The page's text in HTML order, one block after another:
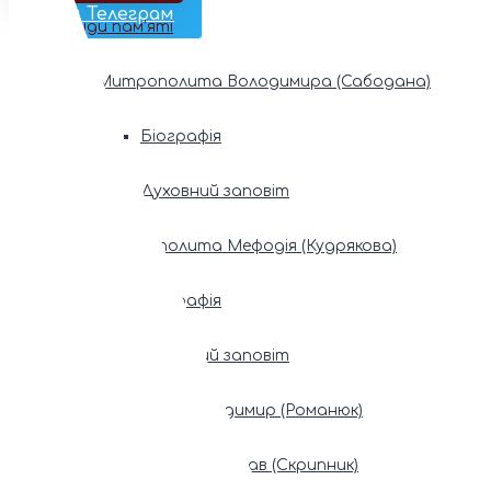
Наш Телеграм
Фонди пам’яті
Митрополита Володимира (Сабодана)
Біографія
Духовний заповіт
Митрополита Мефодія (Кудрякова)
Біографія
Духовний заповіт
Патріарх Володимир (Романюк)
Патріарх Мстислав (Скрипник)